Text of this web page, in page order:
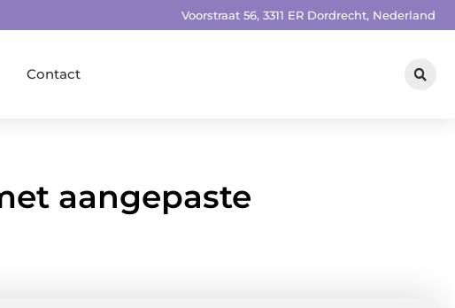
Voorstraat 56, 3311 ER Dordrecht, Nederland
Contact
aangepaste